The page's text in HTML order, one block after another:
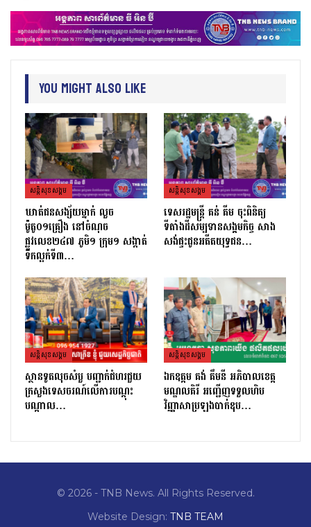
You Might Also Like
សន្តិសុខសង្គម
ឃាត់ជនសង្ស័យម្នាក់ លួច
ម៉ូតូ០១គ្រឿង នៅចំណុច
ផ្លូវលេខ២៤៧ ភូមិ១ ក្រុម១ សង្កាត់
ទឹកល្អក់ទី៣…
សន្តិសុខសង្គម
ទេសរដ្ឋមន្រ្តី គន់ គីម ចុះពិនិត្យ
ទីតាំងដីសម្បទានសង្គមកិច្ច សាង
សង់ផ្ទះជូនអតីតយុទ្ធជន…
សន្តិសុខសង្គម
ស្ថានទូតលុចសំបួ បញ្ជាក់ជំហរជួយ
ក្រសួងទេសចរណ៍លើការបណ្តុះ
បណ្តាល…
សន្តិសុខសង្គម
ឯកឧត្តម គង់ គឹមនី អភិបាលខេត្ត
មណ្ឌលគិរី អញ្ជើញទទួលហិប
វិញ្ញាសាប្រឡងបាក់ឌុប…
© 2026 - TNB News. All Rights Reserved.
Website Design: TNB TEAM